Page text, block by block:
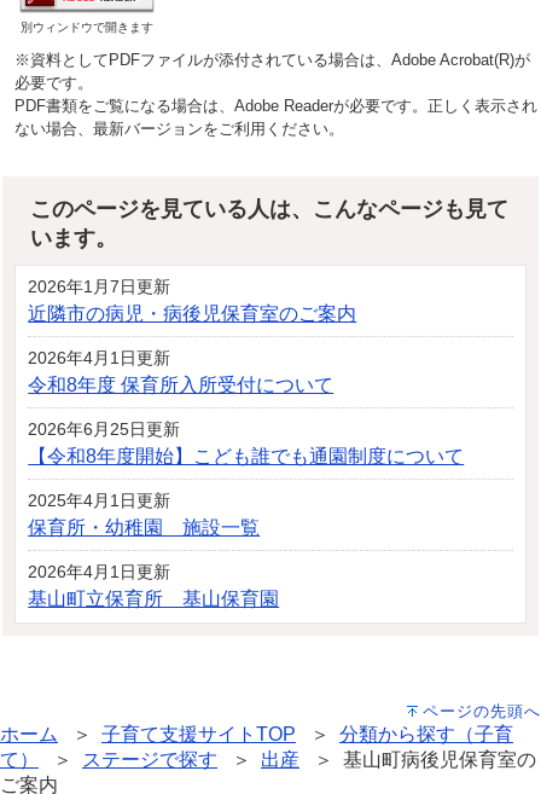
別ウィンドウで開きます
※資料としてPDFファイルが添付されている場合は、Adobe Acrobat(R)が
必要です。
PDF書類をご覧になる場合は、Adobe Readerが必要です。正しく表示され
ない場合、最新バージョンをご利用ください。
このページを見ている人は、こんなページも見て
います。
2026年1月7日更新
近隣市の病児・病後児保育室のご案内
2026年4月1日更新
令和8年度 保育所入所受付について
2026年6月25日更新
【令和8年度開始】こども誰でも通園制度について
2025年4月1日更新
保育所・幼稚園 施設一覧
2026年4月1日更新
基山町立保育所 基山保育園
ページの先頭へ
ホーム ＞ 子育て支援サイトTOP ＞ 分類から探す（子育
て）
＞ ステージで探す ＞ 出産 ＞ 基山町病後児保育室の
ご案内